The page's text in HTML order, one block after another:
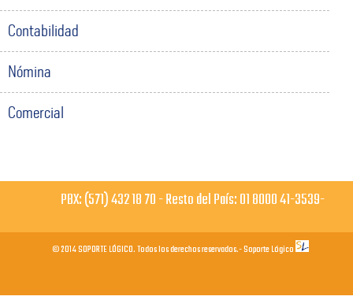
Contabilidad
Nómina
Comercial
PBX: (571) 432 18 70 - Resto del País: 01 8000 41-3539-
© 2014 SOPORTE LÓGICO. Todos los derechos reservados.- Soporte Lógico